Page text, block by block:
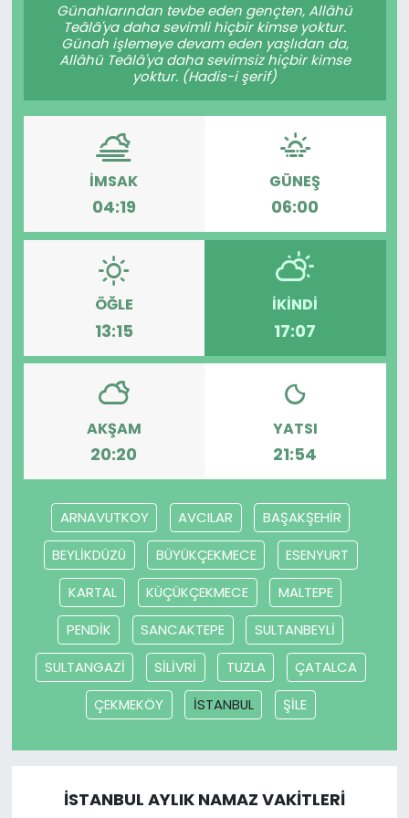
Günahlarından tevbe eden gençten, Allâhü
Teâlâ'ya daha sevimli hiçbir kimse yoktur.
Günah işlemeye devam eden yaşlıdan da,
Allâhü Teâlâ'ya daha sevimsiz hiçbir kimse
yoktur. (Hadis-i şerif)
İMSAK
04:19
GÜNEŞ
06:00
ÖĞLE
13:15
İKINDI
17:07
AKŞAM
20:20
YATSI
21:54
ARNAVUTKOY AVCILAR
BAŞAKŞEHİR
BEYLİKDÜZÜ
BÜYÜKÇEKMECE
ESENYURT
KARTAL
KÜÇÜKÇEKMECE
MALTEPE
PENDİK
SANCAKTEPE
SULTANBEYLİ
SULTANGAZİ
SİLİVRİ TUZLA
ÇATALCA
ÇEKMEKÖY
İSTANBUL ŞİLE
İSTANBUL AYLIK NAMAZ VAKITLERI